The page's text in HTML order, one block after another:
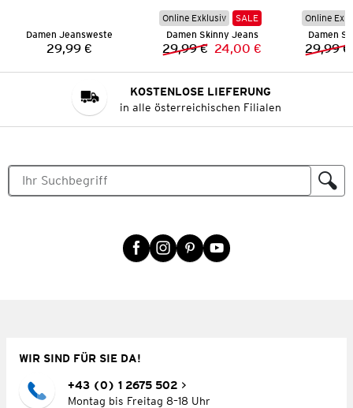
Damen Jeansweste
Preis:
29,99 €
Online Exklusiv
SALE
Damen Skinny Jeans
Vorheriger Preis:
29,99 € Neuer Preis:
24,00 €
Online
Damen
29,99 €
KOSTENLOSE LIEFERUNG
in alle österreichischen Filialen
WIR SIND FÜR SIE DA!
+43 (0) 1 2675 502
Montag bis Freitag 8–18 Uhr